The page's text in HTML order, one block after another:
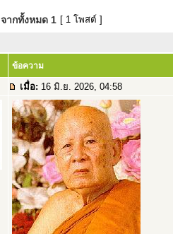
จากทั้งหมด 1 [ 1 โพสต์ ]
ข้อความ
เมื่อ: 16 มิ.ย. 2026, 04:58